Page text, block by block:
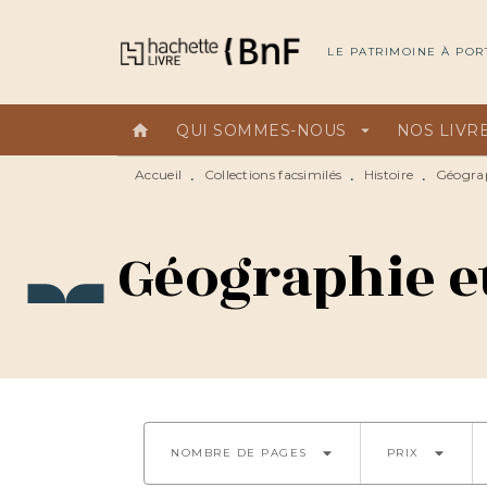
MENU RECHERCHE
LE PATRIMOINE À
home QUI SOMMES-NOUS arrow_drop_down NOS
Accueil • Collections facsimilés • Histoire •
Géographie
NOMBRE DE PAGES arrow_drop_down PRIX arrow_drop_down